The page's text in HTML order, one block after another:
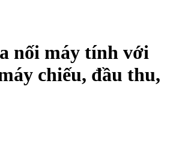
nối máy tính với
chiếu, đầu thu,